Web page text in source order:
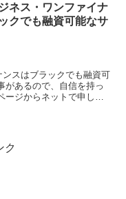
ネス・ワンファイナ
クでも融資可能なサ
スはブラックでも融資可
があるので、自信を持っ
ージからネットで申し込
ク